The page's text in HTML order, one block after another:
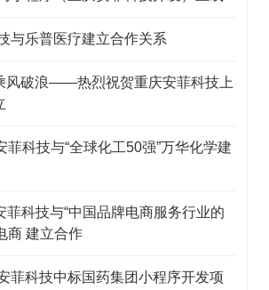
与乐普医疗建立合作关系
风破浪——热烈祝贺重庆安菲科技上
菲科技与“全球化工50强”万华化学建
菲科技与“中国品牌电商服务行业的
商 建立合作
菲科技中标国药集团小程序开发项